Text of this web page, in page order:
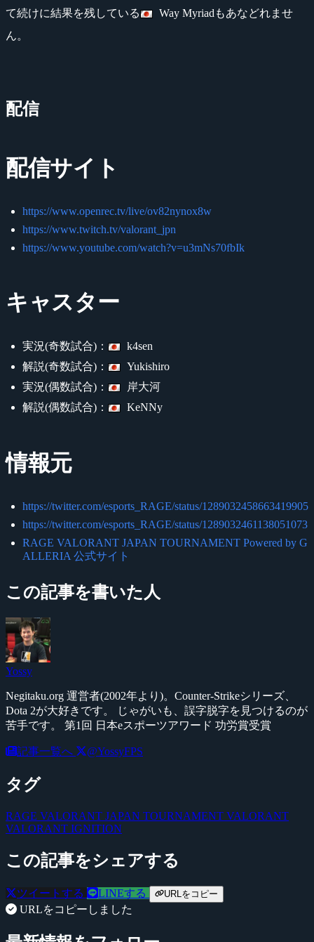
て続けに結果を残している
Way Myriadもあなどれませ
ん。
配信
配信サイト
https://www.openrec.tv/live/ov82nynox8w
https://www.twitch.tv/valorant_jpn
https://www.youtube.com/watch?v=u3mNs70fbIk
キャスター
実況(奇数試合)：
k4sen
解説(奇数試合)：
Yukishiro
実況(偶数試合)：
岸大河
解説(偶数試合)：
KeNNy
情報元
https://twitter.com/esports_RAGE/status/1289032458663419905
https://twitter.com/esports_RAGE/status/1289032461138051073
RAGE VALORANT JAPAN TOURNAMENT Powered by G
ALLERIA 公式サイト
この記事を書いた人
Yossy
Negitaku.org 運営者(2002年より)。Counter-Strikeシリーズ、
Dota 2が大好きです。 じゃがいも、誤字脱字を見つけるのが
苦手です。 第1回 日本eスポーツアワード 功労賞受賞
記事一覧へ @YossyFPS
タグ
RAGE VALORANT JAPAN TOURNAMENT VALORANT
VALORANT IGNITION
この記事をシェアする
ツイートする LINEする URLをコピー
URLをコピーしました